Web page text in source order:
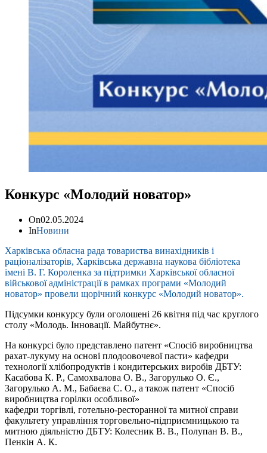
Конкурс «Молодий новатор»
On02.05.2024
InНовини
Харківська обласна рада товариства винахідників і
раціоналізаторів, Харківська державна наукова бібліотека
імені В. Г. Короленка за підтримки Харківської обласної
військової адміністрації в рамках програми «Молодий
новатор» провели щорічний конкурс «Молодий новатор».
Підсумки конкурсу були оголошені 26 квітня під час круглого
столу «Молодь. Інновації. Майбутнє».
На конкурсі було представлено патент «Спосіб виробництва
рахат-лукуму на основі плодоовочевої пасти» кафедри
технології хлібопродуктів і кондитерських виробів ДБТУ:
Касабова К. Р., Самохвалова О. В., Загорулько О. Є.,
Загорулько А. М., Бабаєва С. О., а також патент «Спосіб
виробництва горілки особливої»
кафедри торгівлі, готельно-ресторанної та митної справи
факультету управління торговельно-підприємницькою та
митною діяльністю ДБТУ: Колесник В. В., Полупан В. В.,
Пенкін А. К.